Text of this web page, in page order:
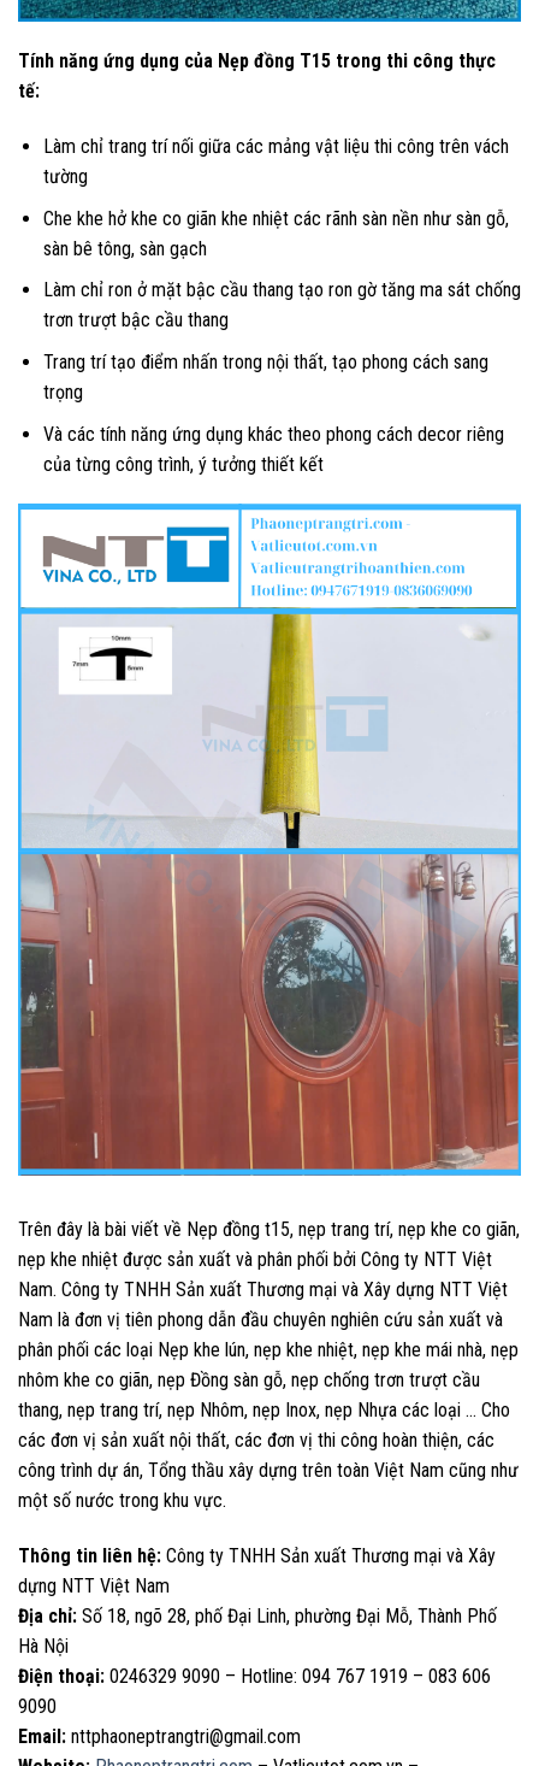
Tính năng ứng dụng của Nẹp đồng T15 trong thi công thực
tế:
Làm chỉ trang trí nối giữa các mảng vật liệu thi công trên vách
tường
Che khe hở khe co giãn khe nhiệt các rãnh sàn nền như sàn gỗ,
sàn bê tông, sàn gạch
Làm chỉ ron ở mặt bậc cầu thang tạo ron gờ tăng ma sát chống
trơn trượt bậc cầu thang
Trang trí tạo điểm nhấn trong nội thất, tạo phong cách sang
trọng
Và các tính năng ứng dụng khác theo phong cách decor riêng
của từng công trình, ý tưởng thiết kết
Trên đây là bài viết về Nẹp đồng t15, nẹp trang trí, nẹp khe co giãn,
nẹp khe nhiệt được sản xuất và phân phối bởi Công ty NTT Việt
Nam. Công ty TNHH Sản xuất Thương mại và Xây dựng NTT Việt
Nam là đơn vị tiên phong dẫn đầu chuyên nghiên cứu sản xuất và
phân phối các loại Nẹp khe lún, nẹp khe nhiệt, nẹp khe mái nhà, nẹp
nhôm khe co giãn, nẹp Đồng sàn gỗ, nẹp chống trơn trượt cầu
thang, nẹp trang trí, nẹp Nhôm, nẹp Inox, nẹp Nhựa các loại … Cho
các đơn vị sản xuất nội thất, các đơn vị thi công hoàn thiện, các
công trình dự án, Tổng thầu xây dựng trên toàn Việt Nam cũng như
một số nước trong khu vực.
Thông tin liên hệ: Công ty TNHH Sản xuất Thương mại và Xây
dựng NTT Việt Nam
Địa chỉ: Số 18, ngõ 28, phố Đại Linh, phường Đại Mỗ, Thành Phố
Hà Nội
Điện thoại: 0246329 9090 – Hotline: 094 767 1919 – 083 606
9090
Email: nttphaoneptrangtri@gmail.com